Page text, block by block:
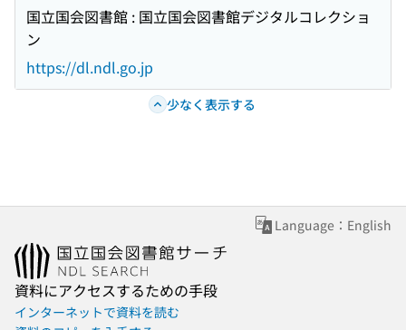
国立国会図書館 : 国立国会図書館デジタルコレクショ
ン
https://dl.ndl.go.jp
少なく表示する
Language：English
資料にアクセスするための手段
インターネットで資料を読む